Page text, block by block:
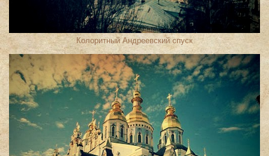
Колоритный Андреевский спуск